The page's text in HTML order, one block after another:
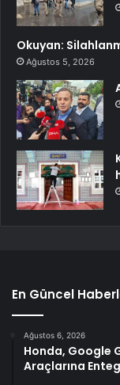
Okuyan:
Ağustos 5, 2026
En Güncel
Ağustos 6, 2026
Honda, Google
Araçlarına